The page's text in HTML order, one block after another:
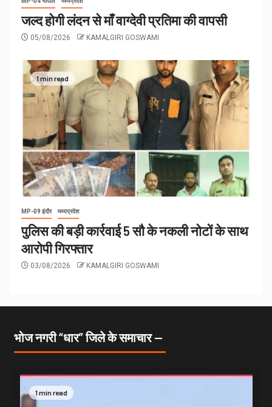
जल्द होगी लंदन से माँ वाग्देवी प्रतिमा की वापसी
05/08/2026 KAMALGIRI GOSWAMI
1 min read
MP-09 इंदौर मध्यप्रदेश
पुलिस की बड़ी कार्रवाई 5 सौ के नकली नोटों के साथ
आरोपी गिरफ्तार
03/08/2026 KAMALGIRI GOSWAMI
भोज नगरी “धार” जिले के समाचार —
1 min read